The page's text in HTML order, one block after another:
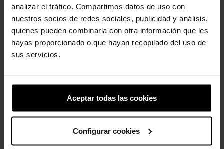
analizar el tráfico. Compartimos datos de uso con
nuestros socios de redes sociales, publicidad y análisis,
quienes pueden combinarla con otra información que les
hayas proporcionado o que hayan recopilado del uso de
sus servicios.
Aceptar todas las cookies
Configurar cookies
Socas para criança